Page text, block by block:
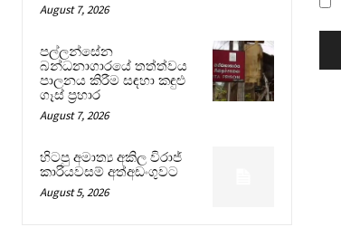
August 7, 2026
පල්ලන්සේන
බන්ධනාගාරයේ තත්ත්වය
පාලනය කිරීම සඳහා කඳුළු
ගෑස් ප්‍රහාර
August 7, 2026
හිටපු අමාත්‍ය අකිල විරාජ්
කාරියවසම් අත්අඩංගුවට
August 5, 2026